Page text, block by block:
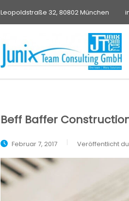
Leopoldstraße 32, 80802 München
Beff Baffer
Februar 7, 2017 Veröffentlicht